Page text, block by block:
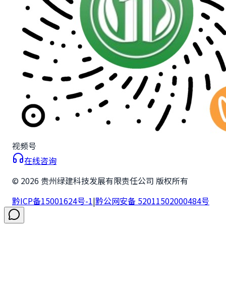
视频号
在线咨询
© 2026 贵州绿建科技发展有限责任公司 版权所有
黔ICP备15001624号-1|黔公网安备 52011502000484号